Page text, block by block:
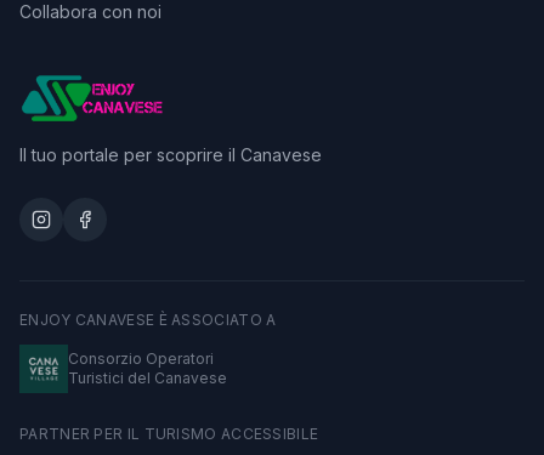
Il tuo portale per scoprire il Canavese
ENJOY CANAVESE È ASSOCIATO A
Consorzio Operatori
Turistici del Canavese
PARTNER PER IL TURISMO ACCESSIBILE
Collabora con noi